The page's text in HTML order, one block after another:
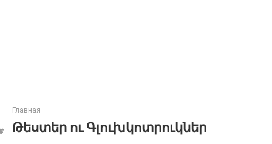
Главная
Թեստեր ու Գլուխկոտրուկներ